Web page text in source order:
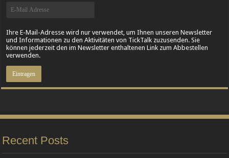
Ihre E-Mail-Adresse wird nur verwendet, um Ihnen unseren Newsletter
und Informationen zu den Aktivitäten von TickTalk zuzusenden. Sie
können jederzeit den im Newsletter enthaltenen Link zum Abbestellen
verwenden.
Recent Posts